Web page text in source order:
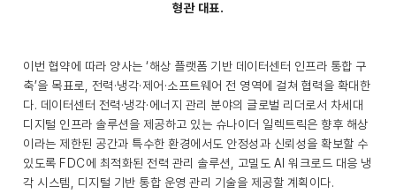
형관 대표.
이번 협약에 따라 양사는 ‘해상 플랫폼 기반 데이터센터 인프라 통합 구
축’을 목표로, 전력·냉각·제어·소프트웨어 전 영역에 걸쳐 협력을 확대한
다. 데이터센터 전력·냉각·에너지 관리 분야의 글로벌 리더로서 차세대
디지털 인프라 솔루션을 제공하고 있는 슈나이더 일렉트릭은 향후 해상
이라는 제한된 공간과 특수한 환경에서도 안정성과 신뢰성을 확보할 수
있도록 FDC에 최적화된 전력 관리 솔루션, 고밀도 AI 워크로드 대응 냉
각 시스템, 디지털 기반 통합 운영 관리 기술을 제공할 계획이다.